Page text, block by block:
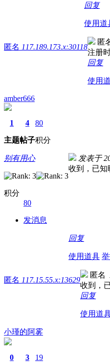
回复
使用道
匿名 117.189.173.x:30118
匿
注册
回复
使用
amber666
1
主题
4
帖子
80
积分
别有用心
积分
80
发消息
发表于
收到，已知
回复
使用道具
匿名 117.15.55.x:13629
匿名
收到，
回复
使用道
小瑾的阿雾
0 3 19